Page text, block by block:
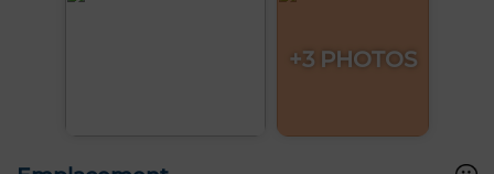
+3 PHOTOS